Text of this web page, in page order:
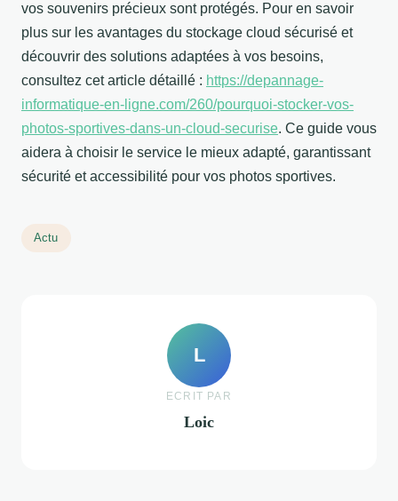
vos souvenirs précieux sont protégés. Pour en savoir
plus sur les avantages du stockage cloud sécurisé et
découvrir des solutions adaptées à vos besoins,
consultez cet article détaillé : https://depannage-
informatique-en-ligne.com/260/pourquoi-stocker-vos-
photos-sportives-dans-un-cloud-securise. Ce guide vous
aidera à choisir le service le mieux adapté, garantissant
sécurité et accessibilité pour vos photos sportives.
Actu
L
ECRIT PAR
Loic